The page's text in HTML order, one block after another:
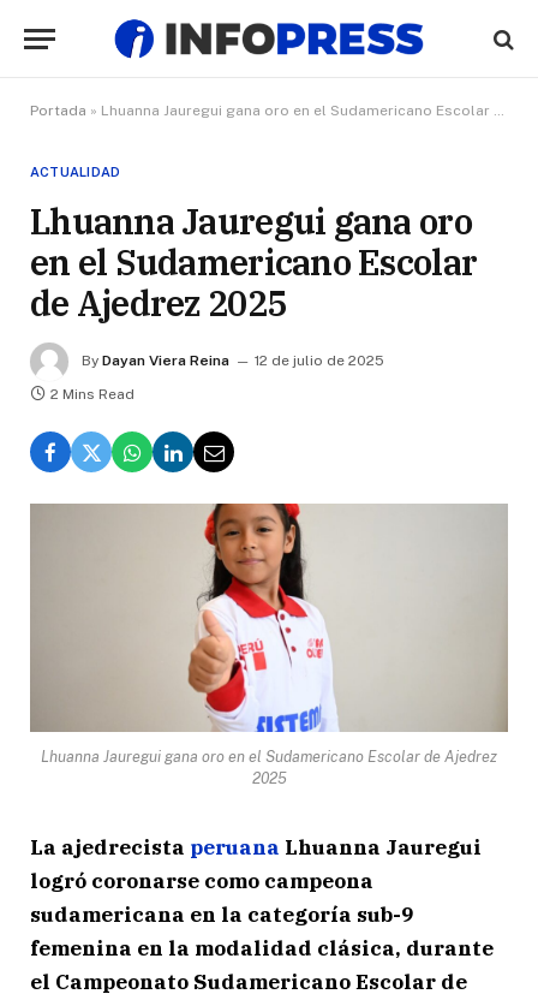
Portada » Lhuanna Jauregui gana oro en el Sudamericano Escolar de Ajedrez 2025
ACTUALIDAD
Lhuanna Jauregui gana oro
en el Sudamericano Escolar
de Ajedrez 2025
By Dayan Viera Reina
12 de julio de 2025
2 Mins Read
Lhuanna Jauregui gana oro en el Sudamericano Escolar de Ajedrez
2025
La ajedrecista peruana Lhuanna Jauregui
logró coronarse como campeona
sudamericana en la categoría sub-9
femenina en la modalidad clásica, durante
el Campeonato Sudamericano Escolar de